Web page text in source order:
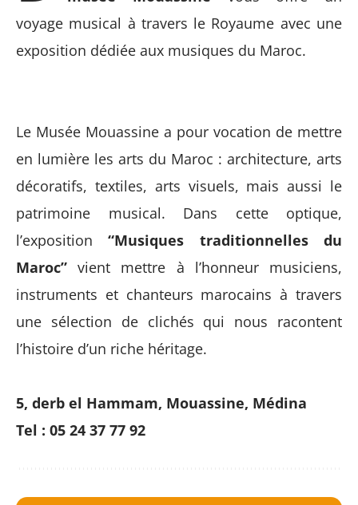
voyage musical à travers le Royaume avec une
exposition dédiée aux musiques du Maroc.
Le Musée Mouassine a pour vocation de mettre
en lumière les arts du Maroc : architecture, arts
décoratifs, textiles, arts visuels, mais aussi le
patrimoine musical. Dans cette optique,
l’exposition“Musiques traditionnelles du
Maroc” vient mettre à l’honneur musiciens,
instruments et chanteurs marocains à travers
une sélection de clichés qui nous racontent
l’histoire d’un riche héritage.
5, derb el Hammam, Mouassine, Médina
Tel : 05 24 37 77 92